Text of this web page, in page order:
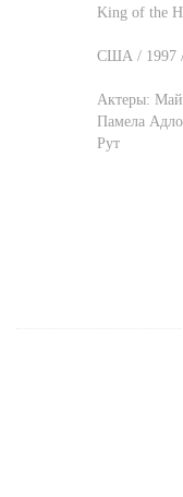
King of the
США / 1997 /
Актеры:
Памела
Рут